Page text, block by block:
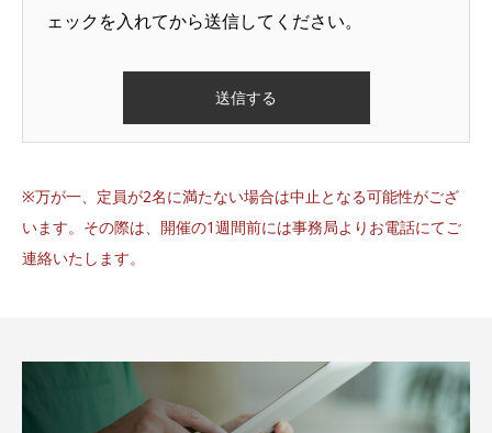
ェックを入れてから送信してください。
※万が一、定員が2名に満たない場合は中止となる可能性がござ
います。その際は、開催の1週間前には事務局よりお電話にてご
連絡いたします。